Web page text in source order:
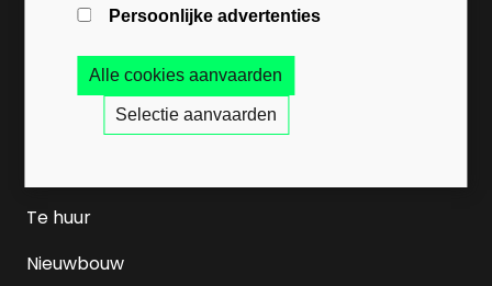
Persoonlijke advertenties
Alle cookies aanvaarden
Selectie aanvaarden
Immo Derde Alg.
Te huur
Nieuwbouw